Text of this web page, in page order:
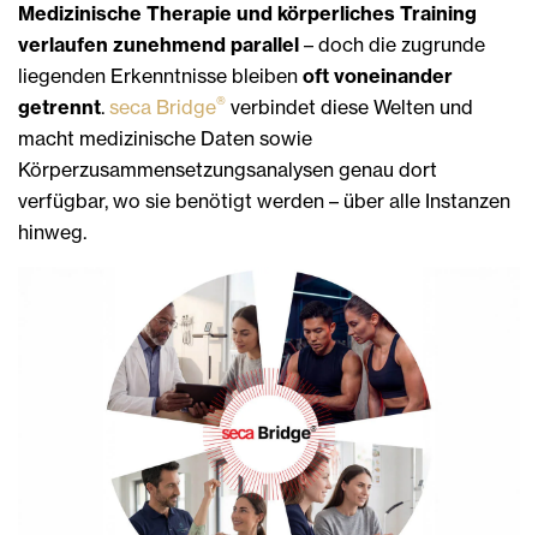
Medizinische Therapie und körperliches Training
verlaufen zunehmend parallel – doch die zugrunde
liegenden Erkenntnisse bleiben oft voneinander
getrennt. seca Bridge® verbindet diese Welten und
macht medizinische Daten sowie
Körperzusammensetzungsanalysen genau dort
verfügbar, wo sie benötigt werden – über alle Instanzen
hinweg.